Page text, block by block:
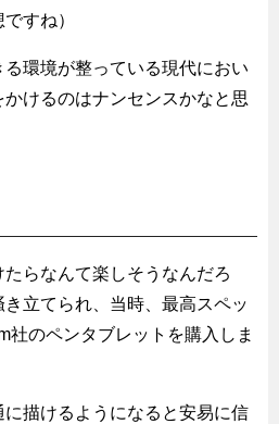
すね）
環境が整っている現代におい
けるのはナンセンスかなと思
らなんて楽しそうなんだろ
立てられ、当時、最高スペッ
社のペンタブレットを購入しま
描けるようになると安易に信